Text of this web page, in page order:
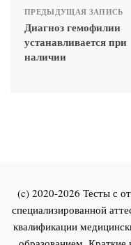
ПРЕДЫДУЩАЯ ЗАПИСЬ
Диагноз гемофилии
устанавливается при
наличии
(c) 2020-2026 Тесты с
специализированной
квалификации